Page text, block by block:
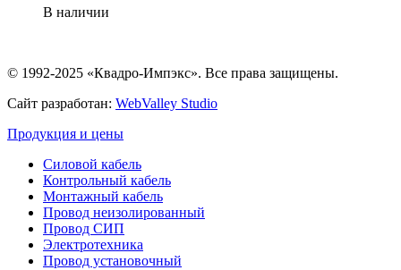
В наличии
© 1992-2025 «Квадро-Импэкс». Все права защищены.
Сайт разработан: WebValley Studio
Продукция и цены
Силовой кабель
Контрольный кабель
Монтажный кабель
Провод неизолированный
Провод СИП
Электротехника
Провод установочный